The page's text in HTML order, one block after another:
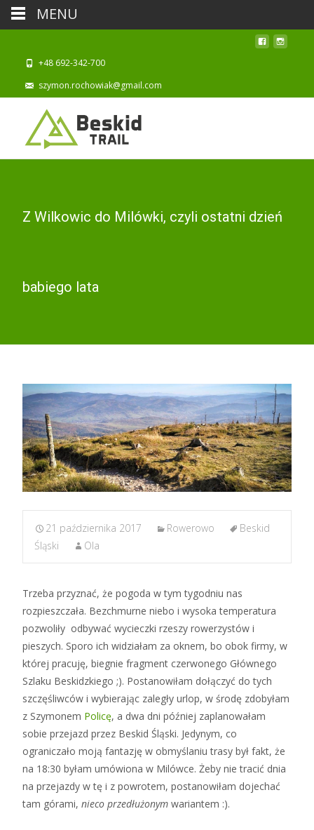
+48 692-342-700
szymon.rochowiak@gmail.com
Z Wilkowic do Milówki, czyli ostatni dzień
babiego lata
21 października 2017 Rowerowo
Beskid
Śląski
Ola
Trzeba przyznać, że pogoda w tym tygodniu nas
rozpieszczała. Bezchmurne niebo i wysoka temperatura
pozwoliły odbywać wycieczki rzeszy rowerzystów i
pieszych. Sporo ich widziałam za oknem, bo obok firmy, w
której pracuję, biegnie fragment czerwonego Głównego
Szlaku Beskidzkiego ;). Postanowiłam dołączyć do tych
szczęśliwców i wybierając zaległy urlop, w środę zdobyłam
z Szymonem Policę, a dwa dni później zaplanowałam
sobie przejazd przez Beskid Śląski. Jedynym, co
ograniczało moją fantazję w obmyślaniu trasy był fakt, że
na 18:30 byłam umówiona w Milówce. Żeby nie tracić dnia
na przejazdy w tę i z powrotem, postanowiłam dojechać
tam górami, nieco przedłużonym wariantem :).
MENU